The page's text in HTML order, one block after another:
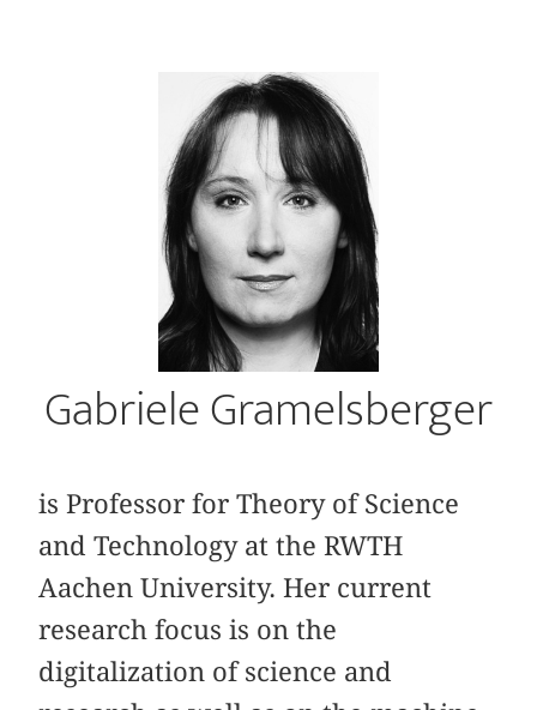
Gabriele Gramelsberger
is Professor for Theory of Science
and Technology at the RWTH
Aachen University. Her current
research focus is on the
digitalization of science and